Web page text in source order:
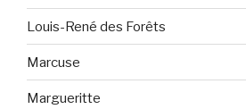
Louis-René des Forêts
Marcuse
Margueritte